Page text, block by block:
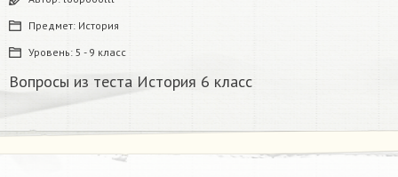
Предмет: История
Уровень: 5 - 9 класс
Вопросы из теста История 6 класс